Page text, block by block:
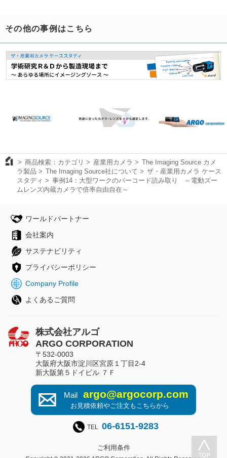
その他の事例はこちら
商品検索：カテゴリ 産業用カメラ
The Imaging Source カメ
ラ製品
The Imaging Source社について
ザ・産業用カメラ ケース
スタディ
事例14：大型ワークのバーコード読み取り ～電動ズー
ムレンズ内蔵カメラで倍率自由自在～
ワールドパートナー
会社案内
サステナビリティ
プライバシーポリシー
Company Profile
よくあるご質問
株式会社アルゴ
ARGO CORPORATION
〒532-0003
大阪府大阪市淀川区宮原１丁目2-4
新大阪第５ドイビル ７Ｆ
Mail argo@argocorp.com
お見積依頼やご注文もこちらから
TEL 06-6151-9283
ご利用条件